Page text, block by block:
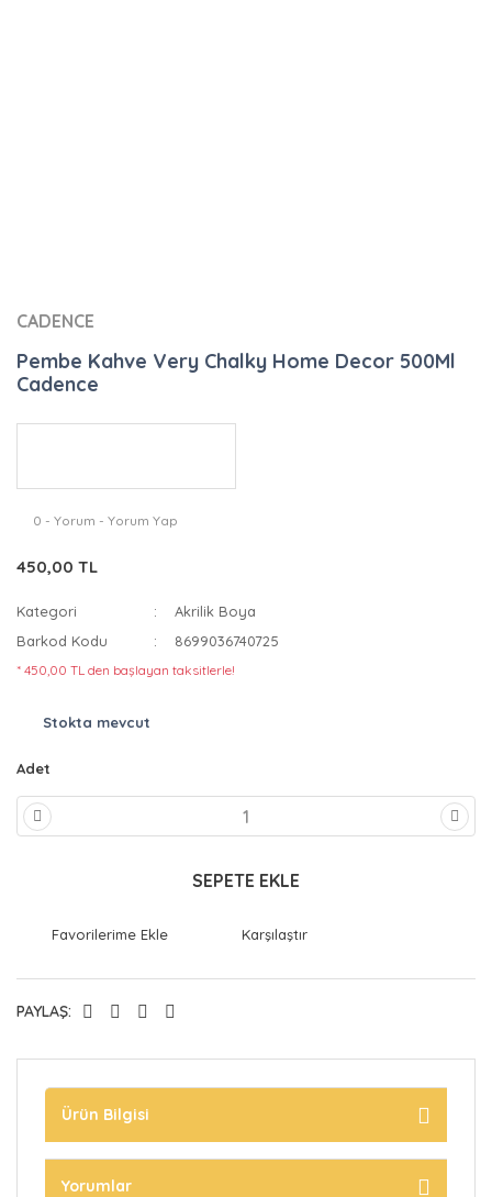
CADENCE
Pembe Kahve Very Chalky Home Decor 500Ml
Cadence
0 - Yorum - Yorum Yap
450,00 TL
Kategori
Akrilik Boya
Barkod Kodu
8699036740725
* 450,00 TL den başlayan taksitlerle!
Stokta mevcut
Adet
SEPETE EKLE
Karşılaştır
PAYLAŞ:
Ürün Bilgisi
Yorumlar